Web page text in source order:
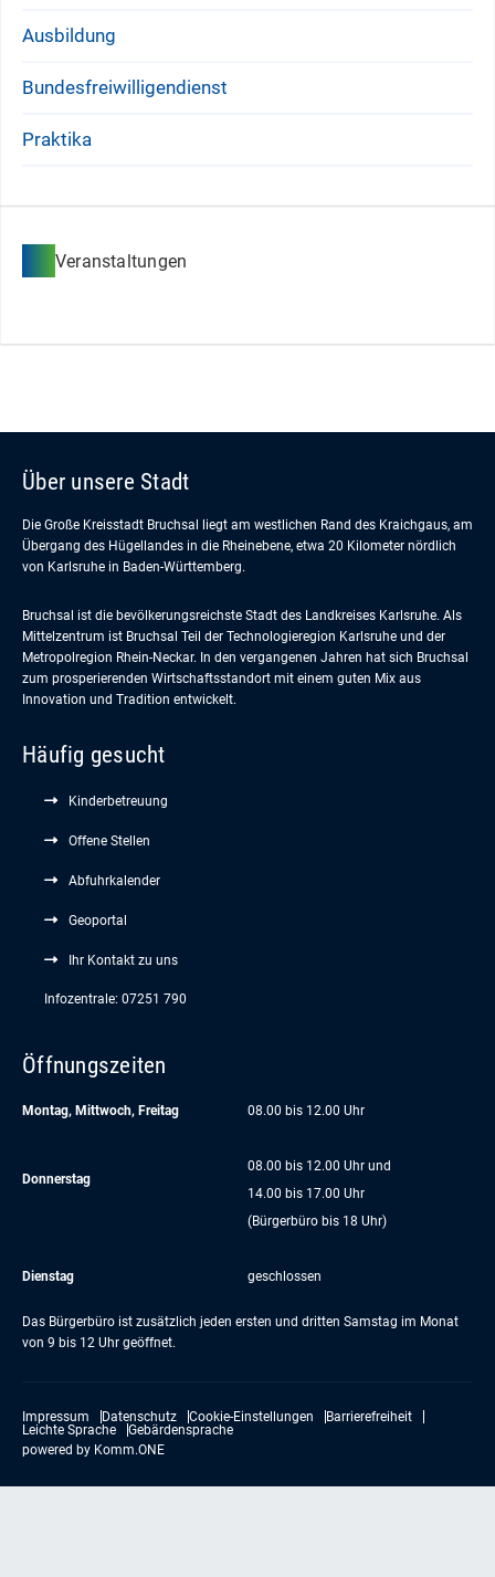
Ausbildung
Bundesfreiwilligendienst
Praktika
Veranstaltungen
Über unsere Stadt
Die Große Kreisstadt Bruchsal liegt am westlichen Rand des Kraichgaus, am
Übergang des Hügellandes in die Rheinebene, etwa 20 Kilometer nördlich
von Karlsruhe in Baden-Württemberg.
Bruchsal ist die bevölkerungsreichste Stadt des Landkreises Karlsruhe. Als
Mittelzentrum ist Bruchsal Teil der Technologieregion Karlsruhe und der
Metropolregion Rhein-Neckar. In den vergangenen Jahren hat sich Bruchsal
zum prosperierenden Wirtschaftsstandort mit einem guten Mix aus
Innovation und Tradition entwickelt.
Häufig gesucht
Kinderbetreuung
Offene Stellen
Abfuhrkalender
Geoportal
Ihr Kontakt zu uns
Infozentrale: 07251 790
Öffnungszeiten
Montag, Mittwoch, Freitag 08.00 bis 12.00 Uhr
Donnerstag
08.00 bis 12.00 Uhr und
14.00 bis 17.00 Uhr
(Bürgerbüro bis 18 Uhr)
Dienstag geschlossen
Das Bürgerbüro ist zusätzlich jeden ersten und dritten Samstag im Monat
von 9 bis 12 Uhr geöffnet.
Impressum Datenschutz Cookie-Einstellungen
Barrierefreiheit
Leichte Sprache
Gebärdensprache
powered by Komm.ONE